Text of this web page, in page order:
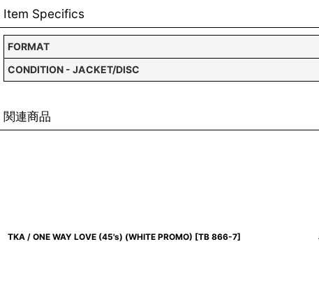
Item Specifics
FORMAT
CONDITION - JACKET/DISC
関連商品
TKA / ONE WAY LOVE (45's) (WHITE PROMO) [TB 866-7]